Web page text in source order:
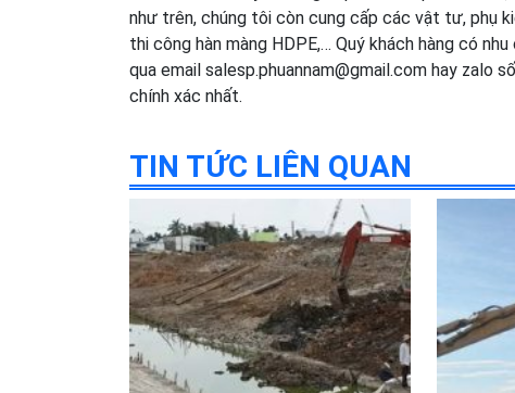
như trên, chúng tôi còn cung cấp các vật tư, phụ
thi công hàn màng HDPE,… Quý khách hàng có
qua email salesp.phuannam@gmail.com hay zalo
chính xác nhất.
TIN TỨC LIÊN QUAN